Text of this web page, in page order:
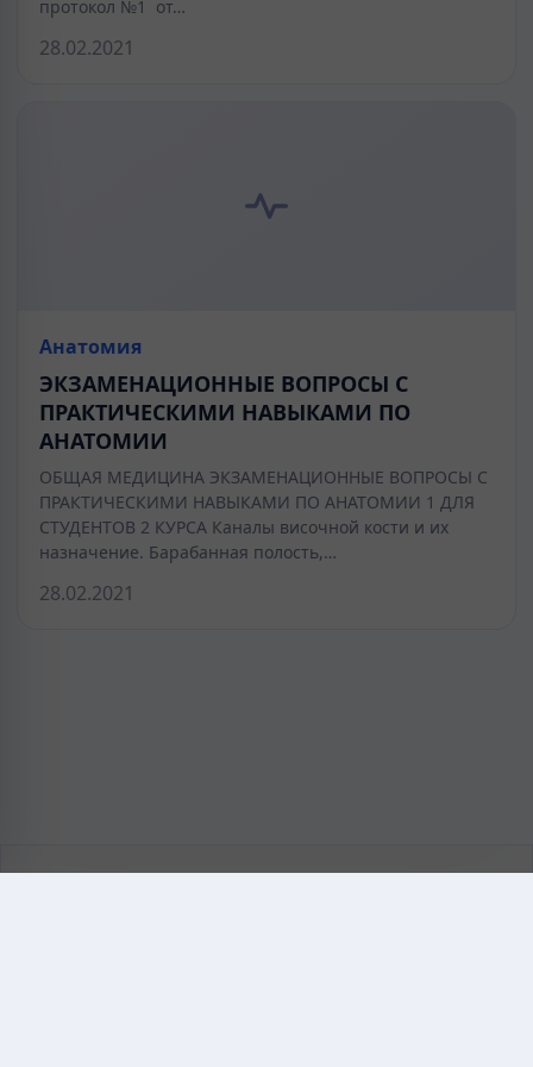
протокол №1 от…
28.02.2021
Анатомия
ЭКЗАМЕНАЦИОННЫЕ ВОПРОСЫ С
ПРАКТИЧЕСКИМИ НАВЫКАМИ ПО
АНАТОМИИ
ОБЩАЯ МЕДИЦИНА ЭКЗАМЕНАЦИОННЫЕ ВОПРОСЫ С
ПРАКТИЧЕСКИМИ НАВЫКАМИ ПО АНАТОМИИ 1 ДЛЯ
СТУДЕНТОВ 2 КУРСА Каналы височной кости и их
назначение. Барабанная полость,…
28.02.2021
KAZMEDIC.ORG